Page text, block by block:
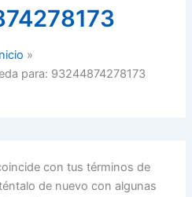
para: 93244874278173
con tus términos de
de nuevo con algunas